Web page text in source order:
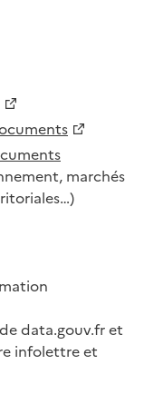
marchés
data.gouv.fr et
infolettre et